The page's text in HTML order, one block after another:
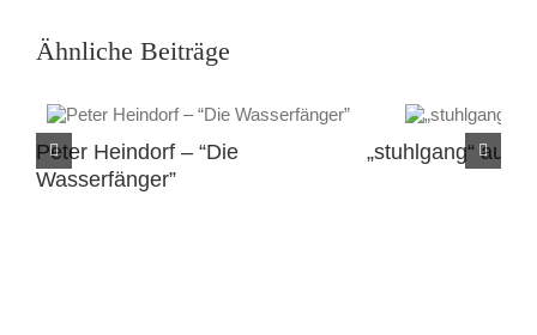
Ähnliche Beiträge
Peter Heindorf – “Die
Wasserfänger”
„stuhlgang“ auf